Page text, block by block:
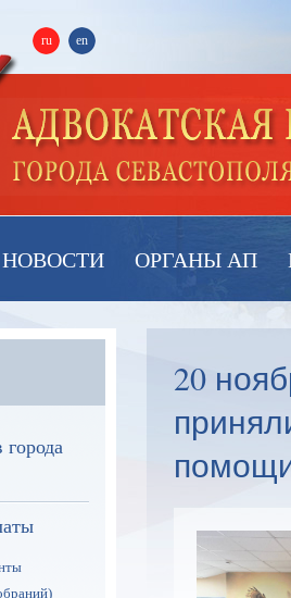
ru en
НОВОСТИ ОРГАНЫ АП
20